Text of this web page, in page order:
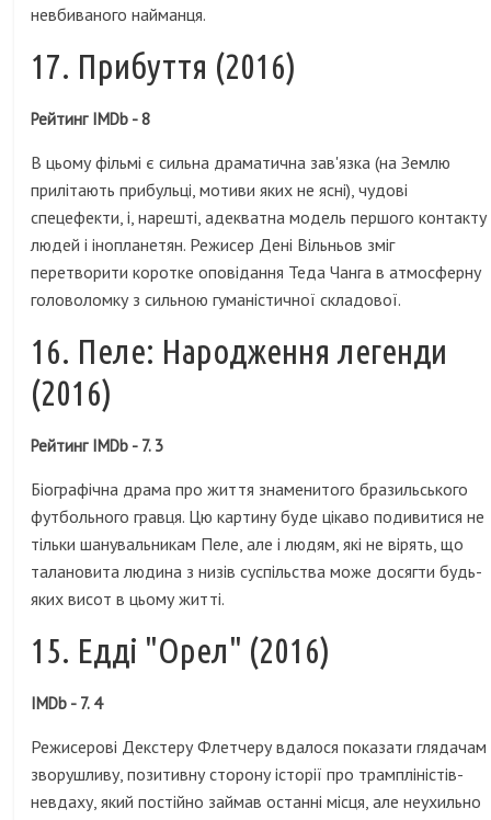
невбиваного найманця.
17. Прибуття (2016)
Рейтинг IMDb - 8
В цьому фільмі є сильна драматична зав'язка (на Землю
прилітають прибульці, мотиви яких не ясні), чудові
спецефекти, і, нарешті, адекватна модель першого контакту
людей і інопланетян. Режисер Дені Вільньов зміг
перетворити коротке оповідання Теда Чанга в атмосферну
головоломку з сильною гуманістичної складової.
16. Пеле: Народження легенди
(2016)
Рейтинг IMDb - 7. 3
Біографічна драма про життя знаменитого бразильського
футбольного гравця. Цю картину буде цікаво подивитися не
тільки шанувальникам Пеле, але і людям, які не вірять, що
талановита людина з низів суспільства може досягти будь-
яких висот в цьому житті.
15. Едді "Орел" (2016)
IMDb - 7. 4
Режисерові Декстеру Флетчеру вдалося показати глядачам
зворушливу, позитивну сторону історії про трампліністів-
невдаху, який постійно займав останні місця, але неухильно